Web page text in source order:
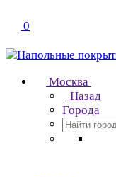
0
Москва
Назад
Города